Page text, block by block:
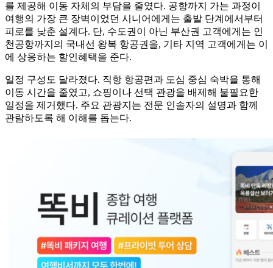
를 제공해 이동 자체의 부담을 줄였다. 공항까지 가는 과정이
여행의 가장 큰 장벽이었던 시니어에게는 출발 단계에서부터
피로를 낮춘 설계다. 단, 수도권이 아닌 부산권 고객에게는 인
천공항까지의 국내선 왕복 항공권을, 기타 지역 고객에게는 이
에 상응하는 할인혜택을 준다.
일정 구성도 달라졌다. 직항 항공편과 도심 중심 숙박을 통해
이동 시간을 줄였고, 쇼핑이나 선택 관광을 배제해 불필요한
일정을 제거했다. 주요 관광지는 전문 인솔자의 설명과 함께
관람하도록 해 이해를 돕는다.